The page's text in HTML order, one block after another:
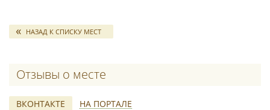
НАЗАД К СПИСКУ МЕСТ
Отзывы о месте
ВКОНТАКТЕ НА ПОРТАЛЕ